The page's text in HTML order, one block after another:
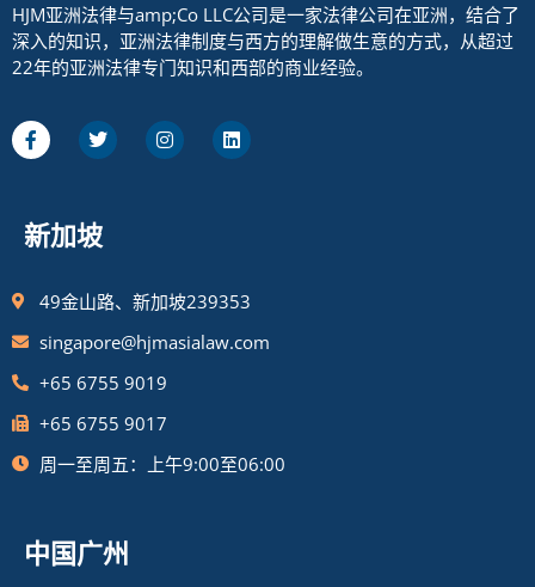
HJM亚洲法律与amp;Co LLC公司是一家法律公司在亚洲，结合了
深入的知识，亚洲法律制度与西方的理解做生意的方式，从超过
22年的亚洲法律专门知识和西部的商业经验。
新加坡
49金山路、新加坡239353
singapore@hjmasialaw.com
+65 6755 9019
+65 6755 9017
周一至周五：上午9:00至06:00
中国广州